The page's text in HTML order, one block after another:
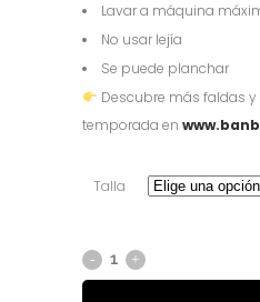
Lavar a máquina
No usar lejía
Se puede planchar
Descubre más faldas
temporada en
Talla